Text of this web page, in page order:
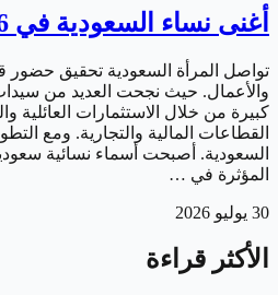
أغنى نساء السعودية في 2026
تواصل المرأة السعودية تحقيق حضور
والأعمال. حيث نجحت العديد من
كبيرة من خلال الاستثمارات العائلية
القطاعات المالية والتجارية. ومع
السعودية. أصبحت أسماء نسائية
المؤثرة في …
30 يوليو 2026
الأكثر قراءة